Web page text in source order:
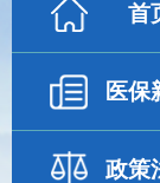
首
医保
政策